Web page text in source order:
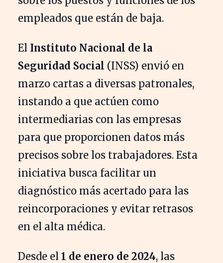
empleados que están de baja.
El Instituto Nacional de la
Seguridad Social (INSS) envió en
marzo cartas a diversas patronales,
instando a que actúen como
intermediarias con las empresas
para que proporcionen datos más
precisos sobre los trabajadores. Esta
iniciativa busca facilitar un
diagnóstico más acertado para las
reincorporaciones y evitar retrasos
en el alta médica.
Desde el 1 de enero de 2024, las